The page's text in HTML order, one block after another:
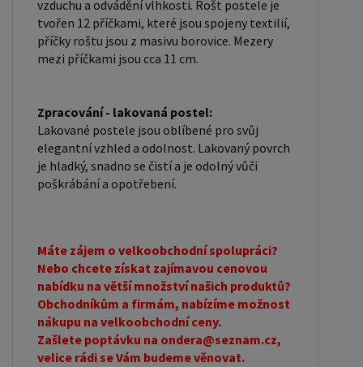
vzduchu a odvádění vlhkosti. Rošt postele je
tvořen 12 příčkami, které jsou spojeny textilií,
příčky roštu jsou z masivu borovice. Mezery
mezi příčkami jsou cca 11 cm.
Zpracování - lakovaná postel:
Lakované postele jsou oblíbené pro svůj
elegantní vzhled a odolnost. Lakovaný povrch
je hladký, snadno se čistí a je odolný vůči
poškrábání a opotřebení.
Máte zájem o velkoobchodní spolupráci?
Nebo chcete získat zajímavou cenovou
nabídku na větší množství našich produktů?
Obchodníkům a firmám, nabízíme možnost
nákupu na velkoobchodní ceny.
Zašlete poptávku na ondera@seznam.cz,
velice rádi se Vám budeme věnovat.